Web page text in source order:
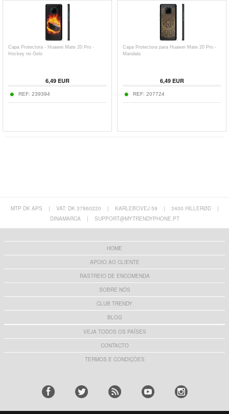
Capa Protectora - Huawei Mate 20 Pro -
Hockey no Gelo
6,49EUR
REF: 239394
Capa Protectora para Huawei Mate 20 Pro -
Mandala
6,49EUR
REF: 207724
MTP DK APS | VAT: DK 37860220 | KARLEBOVEJ 59 | 3400 HILLERØD
|
DINAMARCA
| SUPPORT@MYTRENDYPHONE.PT
HOME
APOIO AO CLIENTE
RASTREIO DE ENCOMENDA
SOBRE NÓS
CLUB TRENDY
BLOG
VEJA TODOS OS PAÍSES
CONTACTO
TERMOS E CONDIÇÕES